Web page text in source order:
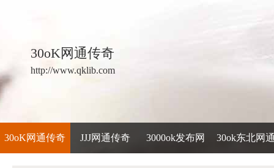
30oK网通传奇
http://www.qklib.com
30oK网通传奇 JJJ网通传奇 3000ok发布网 30ok东北网